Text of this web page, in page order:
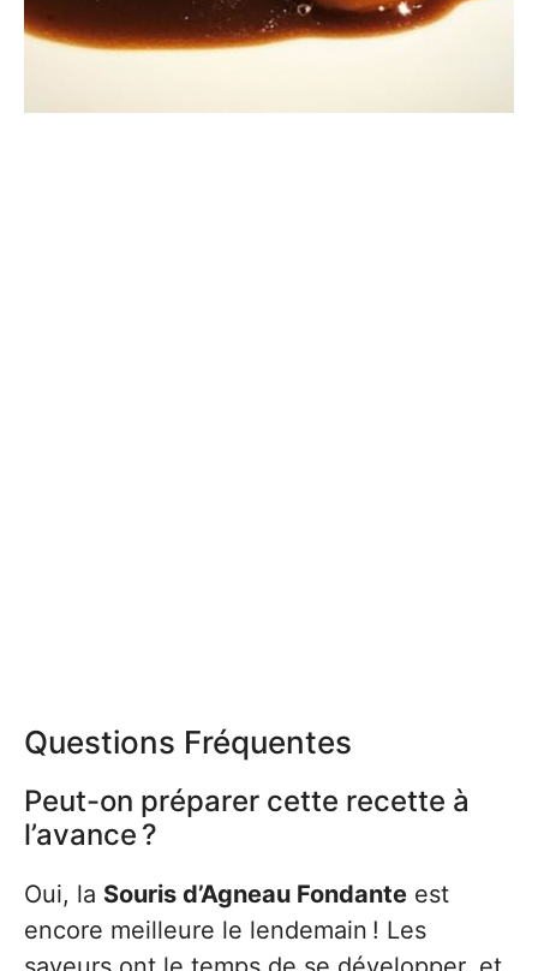
Questions Fréquentes
Peut-on préparer cette recette à
l’avance ?
Oui, la Souris d’Agneau Fondante est
encore meilleure le lendemain ! Les